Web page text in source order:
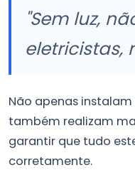
"Sem luz,
eletricistas,
Não apenas
também realizam
garantir que tudo
corretamente.